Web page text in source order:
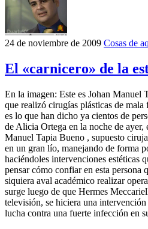
24 de noviembre de 2009 Cosas de
El «carnicero» de la
En la imagen: Este es Johan Manuel
que realizó cirugías plásticas de mala
es lo que han dicho ya cientos de
de Alicia Ortega en la noche de ayer,
Manuel Tapia Bueno , supuesto
en un gran lío, manejando de forma
haciéndoles intervenciones estéticas
pensar cómo confiar en esta persona
siquiera aval académico realizar
surge luego de que Hermes
televisión, se hiciera una intervención
lucha contra una fuerte infección en